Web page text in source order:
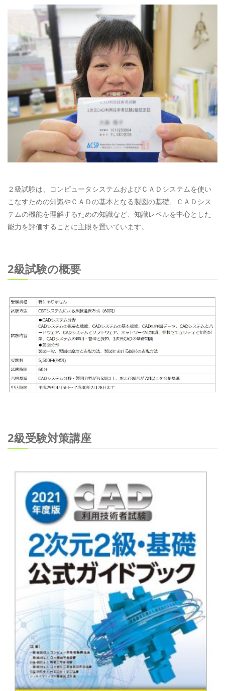
２級試験は、コンピュータシステムおよびＣＡＤシステムを使い
こなすための知識やＣＡＤの基本となる製図の基礎、ＣＡＤシス
テムの機能を理解するための知識など、知識レベルを中心とした
能力を評価することに主眼を置いています。
2級試験の概要
2級受験対策講座